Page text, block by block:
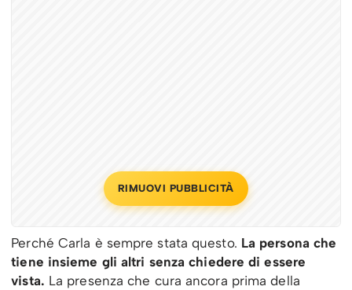
RIMUOVI PUBBLICITÀ
Perché Carla è sempre stata questo. La persona che
tiene insieme gli altri senza chiedere di essere
vista. La presenza che cura ancora prima della